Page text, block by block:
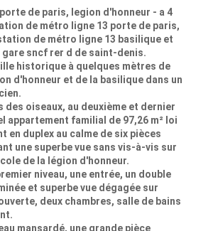
de paris, legion d'honneur - a 4
de métro ligne 13 porte de paris,
de métro ligne 13 basilique et
gare sncf rer d de saint-denis.
historique à quelques mètres de
d'honneur et de la basilique dans un
des oiseaux, au deuxième et dernier
appartement familial de 97,26 m² loi
en duplex au calme de six pièces
une superbe vue sans vis-à-vis sur
de la légion d'honneur.
niveau, une entrée, un double
et superbe vue dégagée sur
deux chambres, salle de bains
mansardé, une grande pièce